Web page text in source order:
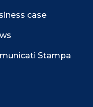
case
Stampa